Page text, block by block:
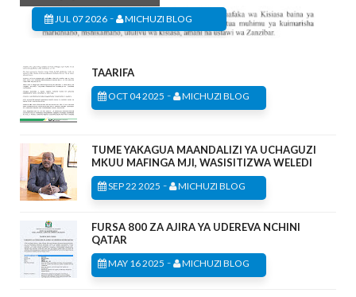
JUL 07 2026 - MICHUZI BLOG
TAARIFA
OCT 04 2025 - MICHUZI BLOG
TUME YAKAGUA MAANDALIZI YA UCHAGUZI
MKUU MAFINGA MJI, WASISITIZWA WELEDI
SEP 22 2025 - MICHUZI BLOG
FURSA 800 ZA AJIRA YA UDEREVA NCHINI
QATAR
MAY 16 2025 - MICHUZI BLOG